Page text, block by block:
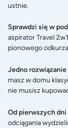
ustnie.
Sprawdzi się w
aspirator Travel
pionowego
Jedno rozwiązanie
masz w domu
nie musisz
Od pierwszych
odciągania